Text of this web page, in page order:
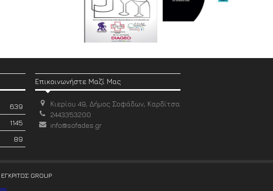
639
1145
89
Επικοινωνήστε Μαζί Μας
Κιερίου 49, Δήμος Σοφάδων, Καρδίτσα
2443353200
info@sofades.gr
ΕΓΚΡΙΤΟΣ GROUP